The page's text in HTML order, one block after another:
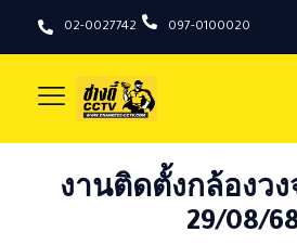
02-0027742 097-0100020
งานติดตั้งกล้องว
29/08/